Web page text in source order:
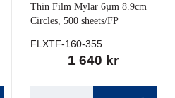
Thin Film Mylar 6µm 8.9cm
Circles, 500 sheets/FP
FLXTF-160-355
1 640 kr